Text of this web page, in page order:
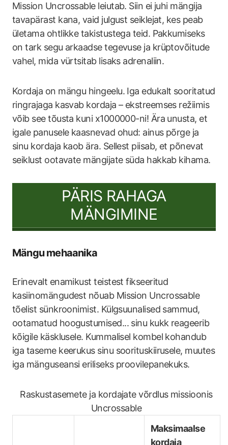
Mission Uncrossable leiutab. Siin ei juhi mängija
tavapärast kana, vaid julgust seiklejat, kes peab
ületama ohtlikke takistustega teid. Pakkumiseks
on tark segu arkaadse tegevuse ja krüptovõitude
vahel, mida vürtsitab lisaks adrenaliin.
Kordaja on mängu hingeelu. Iga edukalt sooritatud
ringrajaga kasvab kordaja – ekstreemses režiimis
võib see tõusta kuni x1000000-ni! Ära unusta, et
igale panusele kaasnevad ohud: ainus põrge ja
sinu kordaja kaob ära. Sellest piisab, et põnevat
seiklust ootavate mängijate süda hakkab kihama.
PÄRIS RAHAGA
MÄNGIMINE
Mängu mehaanika
Erinevalt enamikust teistest fikseeritud
kasiinomängudest nõuab Mission Uncrossable
tõelist sünkroonimist. Külgsuunalised sammud,
ootamatud hoogustumised... sinu kukk reageerib
kõigile käsklusele. Kummalisel kombel kohandub
iga taseme keerukus sinu soorituskiirusele, muutes
iga mänguseansi eriliseks proovilepanekuks.
Raskustasemete ja kordajate võrdlus missioonis
Uncrossable
Maksimaalse
kordaja